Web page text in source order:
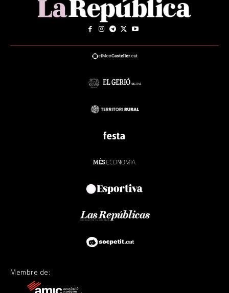
Membre de: